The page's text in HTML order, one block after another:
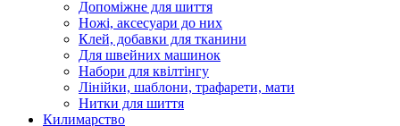
Допоміжне для шиття
Ножі, аксесуари до них
Клей, добавки для тканини
Для швейних машинок
Набори для квілтінгу
Лінійки, шаблони, трафарети, мати
Нитки для шиття
Килимарство